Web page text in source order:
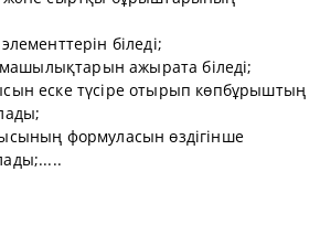
біледі;
ажырата біледі;
еске түсіре отырып көпбұрыштың
формуласын өздігінше